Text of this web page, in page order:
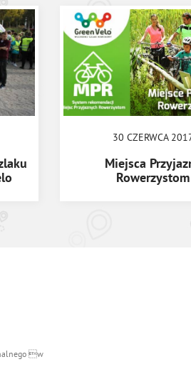
30 CZERWCA
Miejsca
Rowerzystom
w